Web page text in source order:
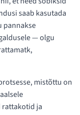
saab kasutada
pannakse
— olgu
mistõttu on
rattakotid ja